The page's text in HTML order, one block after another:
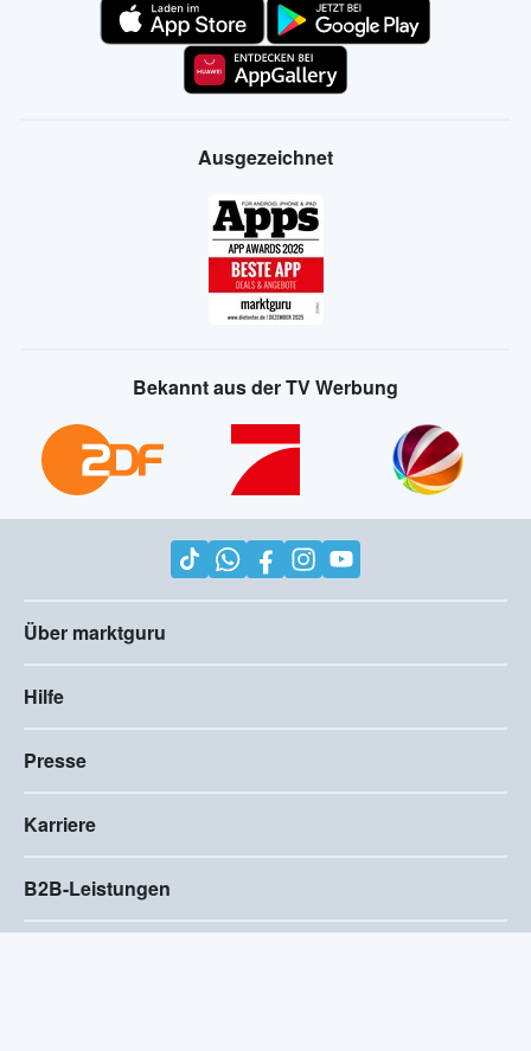
Ausgezeichnet
Bekannt aus der TV Werbung
Über marktguru
Hilfe
Presse
Karriere
B2B-Leistungen